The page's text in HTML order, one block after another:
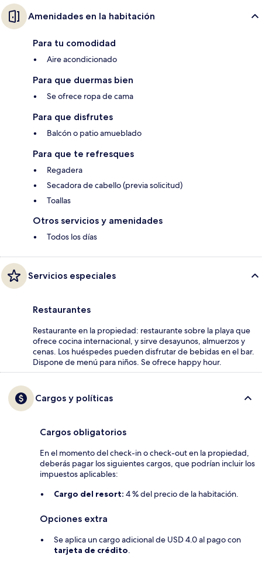
Amenidades en la habitación
Para tu comodidad
Aire acondicionado
Para que duermas bien
Se ofrece ropa de cama
Para que disfrutes
Balcón o patio amueblado
Para que te refresques
Regadera
Secadora de cabello (previa solicitud)
Toallas
Otros servicios y amenidades
Todos los días
Servicios especiales
Restaurantes
Restaurante en la propiedad: restaurante sobre la playa que
ofrece cocina internacional, y sirve desayunos, almuerzos y
cenas. Los huéspedes pueden disfrutar de bebidas en el bar.
Dispone de menú para niños. Se ofrece happy hour.
Cargos y políticas
Cargos obligatorios
En el momento del check-in o check-out en la propiedad,
deberás pagar los siguientes cargos, que podrían incluir los
impuestos aplicables:
Cargo del resort: 4 % del precio de la habitación.
Opciones extra
Se aplica un cargo adicional de USD 4.0 al pago con
tarjeta de crédito.